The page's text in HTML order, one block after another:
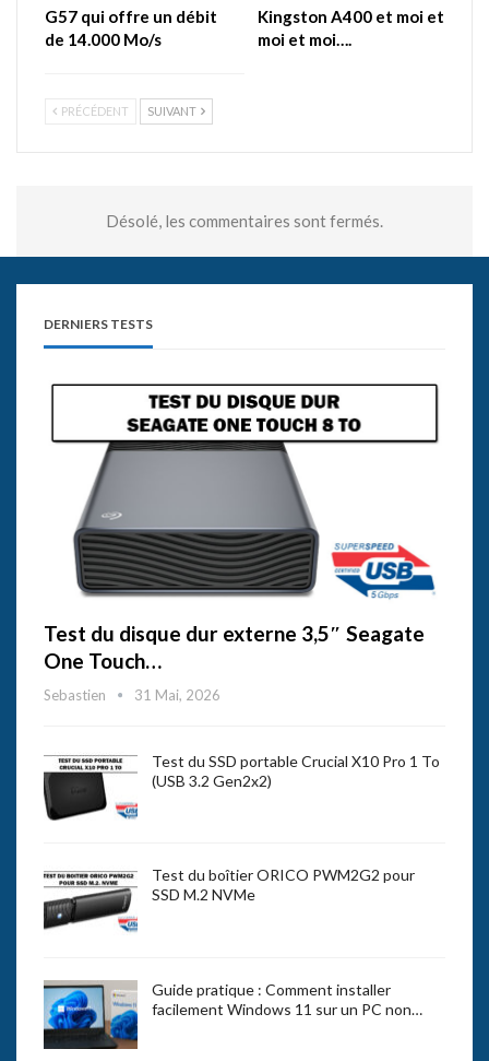
G57 qui offre un débit
de 14.000 Mo/s
Kingston A400 et moi et
moi et moi….
PRÉCÉDENT SUIVANT
Désolé, les commentaires sont fermés.
DERNIERS TESTS
Test du disque dur externe 3,5″ Seagate
One Touch…
Sebastien 31 Mai, 2026
Test du SSD portable Crucial X10 Pro 1 To
(USB 3.2 Gen2x2)
Test du boîtier ORICO PWM2G2 pour
SSD M.2 NVMe
Guide pratique : Comment installer
facilement Windows 11 sur un PC non…